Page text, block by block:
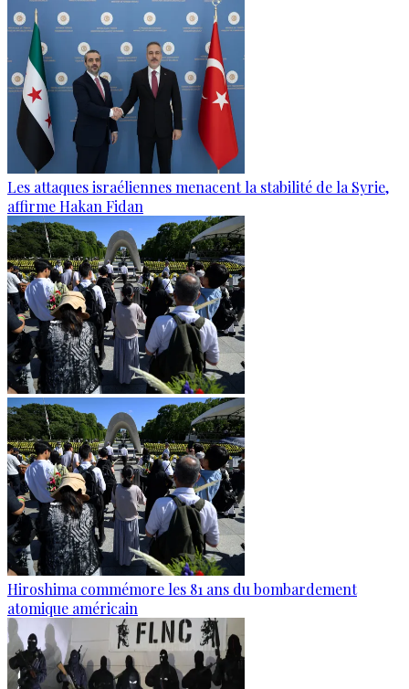
Les attaques israéliennes menacent la stabilité de la Syrie,
affirme Hakan Fidan
Hiroshima commémore les 81 ans du bombardement
atomique américain